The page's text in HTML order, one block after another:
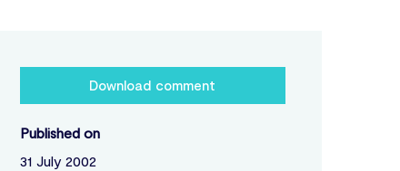
Download comment
Published on
31 July 2002